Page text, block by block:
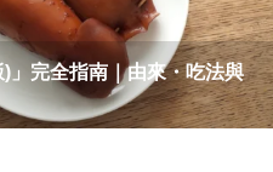
」完全指南｜由來・吃法與